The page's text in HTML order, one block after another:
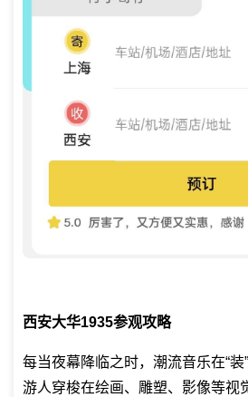
西安大华1935参观攻略
每当夜幕降临之时，潮流音乐在“装
游人穿梭在绘画、雕塑、影像等视